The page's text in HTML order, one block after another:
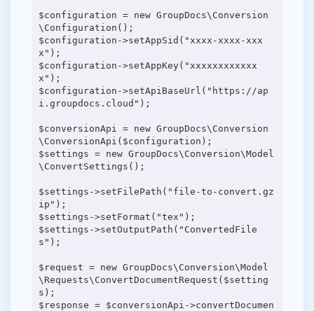
$configuration = new GroupDocs\Conversion
\Configuration();
$configuration->setAppSid("xxxx-xxxx-xxx
x");
$configuration->setAppKey("xxxxxxxxxxxx
x");
$configuration->setApiBaseUrl("https://ap
i.groupdocs.cloud");
$conversionApi = new GroupDocs\Conversion
\ConversionApi($configuration);
$settings = new GroupDocs\Conversion\Model
\ConvertSettings();
$settings->setFilePath("file-to-convert.gz
ip");
$settings->setFormat("tex");
$settings->setOutputPath("ConvertedFile
s");
$request = new GroupDocs\Conversion\Model
\Requests\ConvertDocumentRequest($setting
s);
$response = $conversionApi->convertDocumen